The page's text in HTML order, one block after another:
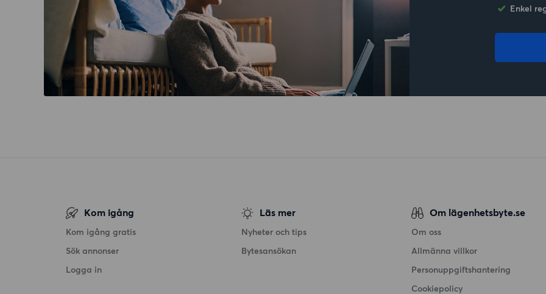
Enkel
Kom igång
Kom igång gratis
Sök annonser
Logga in
Läs mer
Nyheter och tips
Bytesansökan
Om lägenhetsbyte.se
Om oss
Allmänna villkor
Personuppgiftshantering
Cookiepolicy